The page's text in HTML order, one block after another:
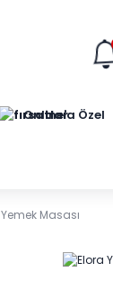
Online'a Özel
Yemek Masası